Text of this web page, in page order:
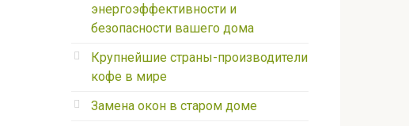
энергоэффективности и
безопасности вашего дома
Крупнейшие страны-производители
кофе в мире
Замена окон в старом доме